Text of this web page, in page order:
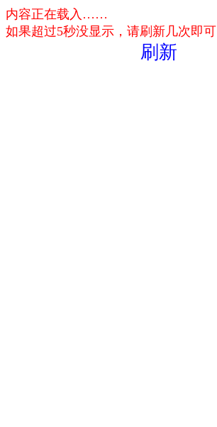
内容正在载入……
如果超过5秒没显示，请刷新几次即可
刷新